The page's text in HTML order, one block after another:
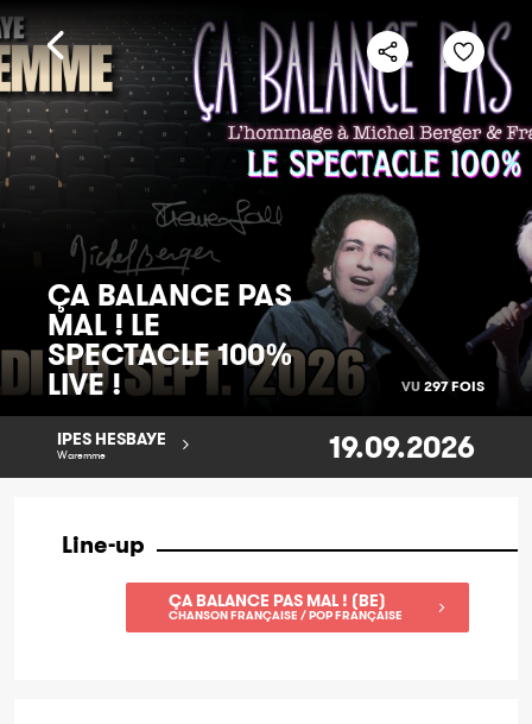
ÇA BALANCE PAS
MAL ! LE
SPECTACLE 100%
LIVE ! VU 297 FOIS
IPES HESBAYE
Waremme 19.09.2026
Line-up
ÇA BALANCE PAS MAL ! (BE)
CHANSON FRANÇAISE / POP FRANÇAISE